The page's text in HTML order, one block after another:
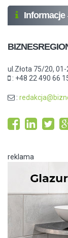
Informacje
ul.Złota 75/20,
: +48 22 490 66
:
reklama